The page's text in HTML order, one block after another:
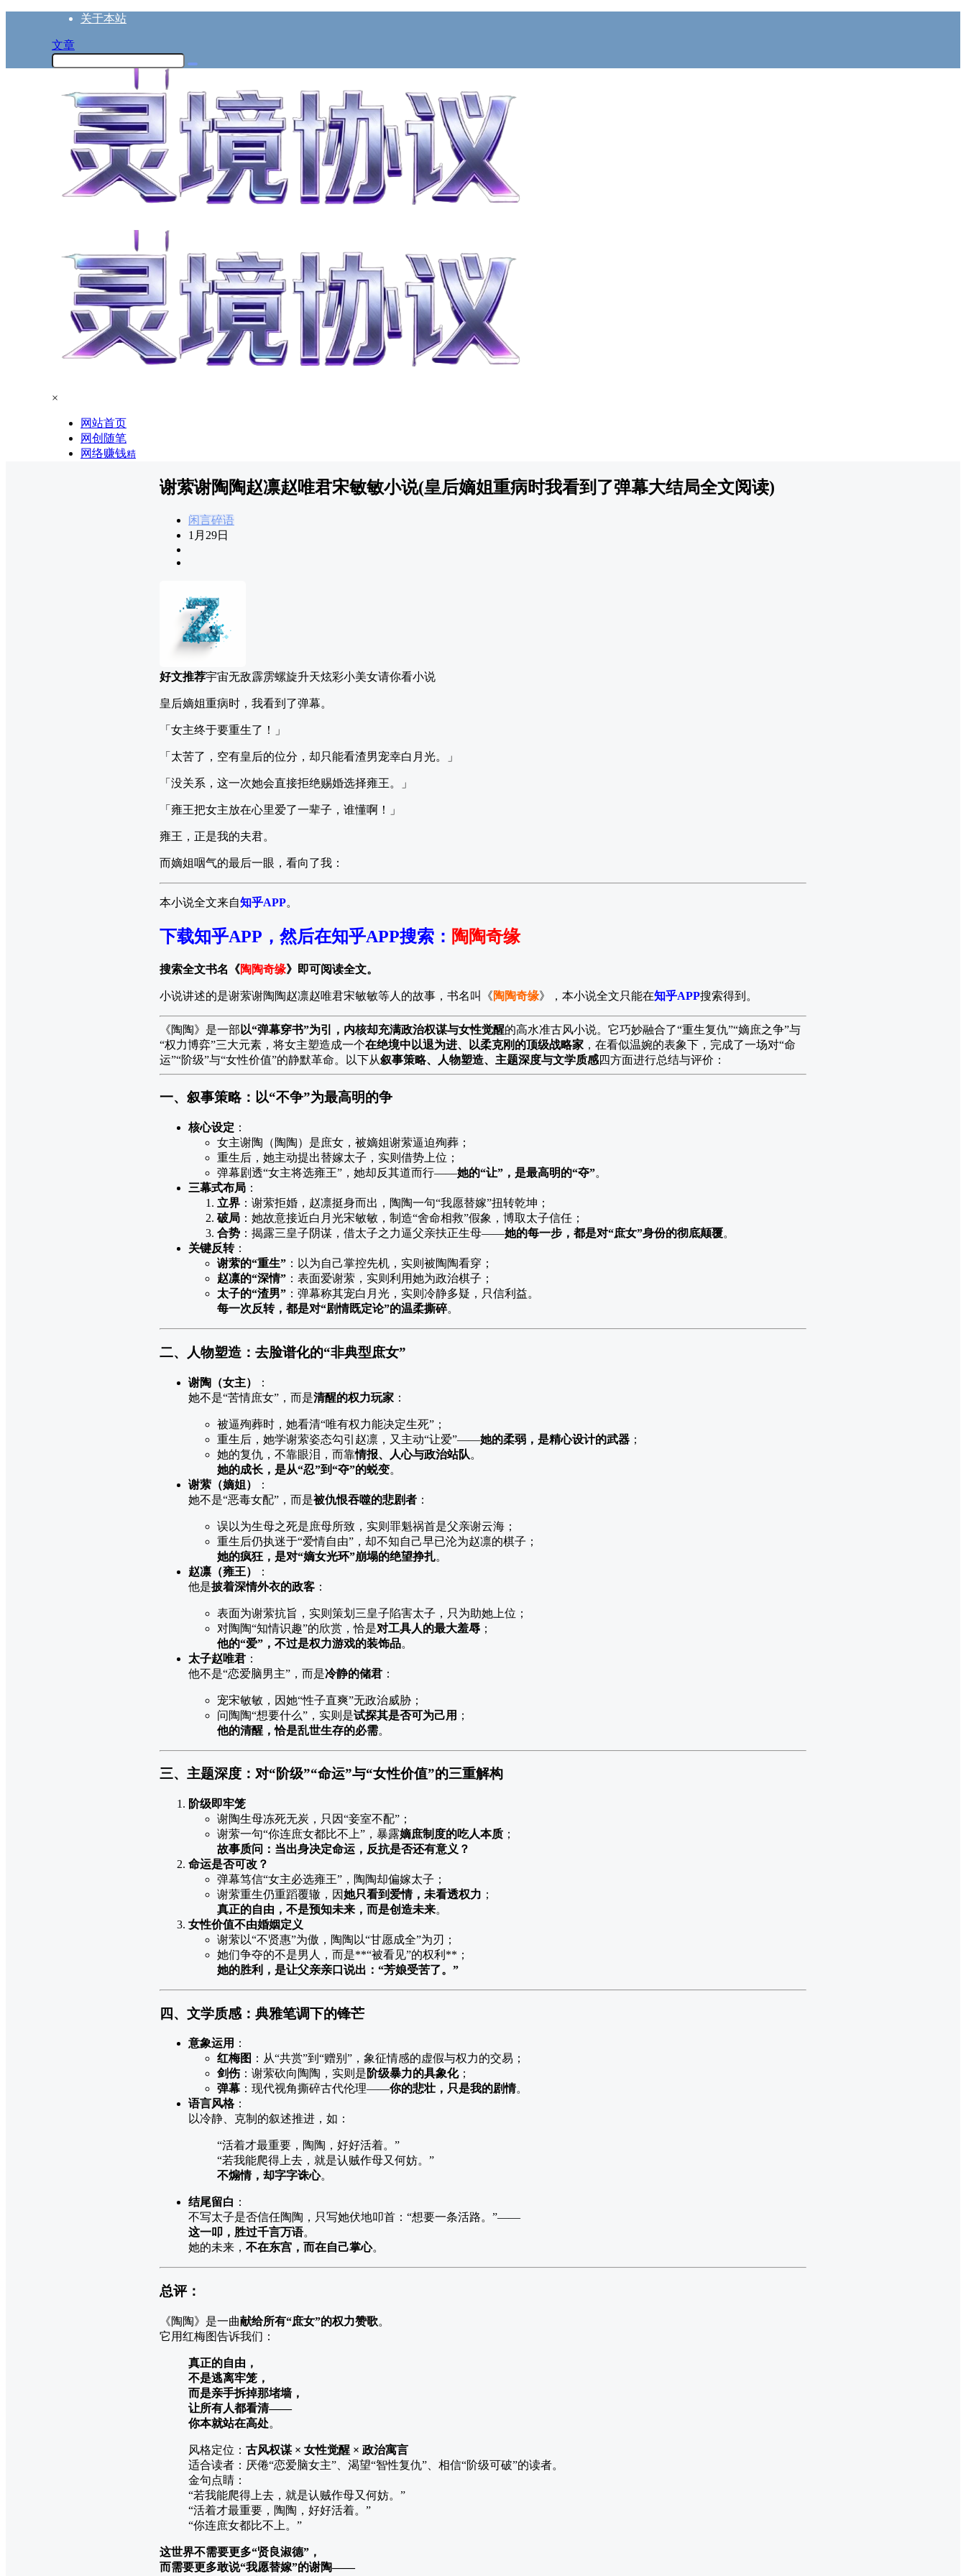
关于本站
文章
×
网站首页
网创随笔
网络赚钱精
谢萦谢陶陶赵凛赵唯君宋敏敏小说(皇后嫡姐重病时我看到了弹幕大结局全文阅读)
闲言碎语
1月29日
好文推荐宇宙无敌霹雳螺旋升天炫彩小美女请你看小说
皇后嫡姐重病时，我看到了弹幕。
「女主终于要重生了！」
「太苦了，空有皇后的位分，却只能看渣男宠幸白月光。」
「没关系，这一次她会直接拒绝赐婚选择雍王。」
「雍王把女主放在心里爱了一辈子，谁懂啊！」
雍王，正是我的夫君。
而嫡姐咽气的最后一眼，看向了我：
本小说全文来自知乎APP。
下载知乎APP，然后在知乎APP搜索 ： 陶陶奇缘
搜索全文书名《陶陶奇缘》即可阅读全文。
小说讲述的是谢萦谢陶陶赵凛赵唯君宋敏敏等人的故事，书名叫《陶陶奇缘》，本小说全文只能在知乎APP搜索得到。
《陶陶》是一部 以“弹幕穿书”为引，内核却充满政治权谋与女性觉醒的高水准古风小说。它巧妙融合了“重生复仇”“嫡庶之争”与
“权力博弈”三大元素，将女主塑造成一个在绝境中以退为进、以柔克刚的顶级战略家 ，在看似温婉的表象下，完成了一场对“命
运”“阶级”与“女性价值”的静默革命。以下从叙事策略、人物塑造、主题深度与文学质感四方面进行总结与评价：
一、叙事策略：以“不争”为最高明的争
核心设定 ：
女主谢陶（陶陶）是庶女，被嫡姐谢萦逼迫殉葬；
重生后，她主动提出替嫁太子，实则借势上位；
弹幕剧透“女主将选雍王”，她却反其道而行——她的“让”，是最高明的“夺”。
三幕式布局 ：
立界 ：谢萦拒婚，赵凛挺身而出，陶陶一句“我愿替嫁”扭转乾坤；
破局 ：她故意接近白月光宋敏敏，制造“舍命相救”假象，博取太子信任；
合势 ：揭露三皇子阴谋，借太子之力逼父亲扶正生母——她的每一步，都是对“庶女”身份的彻底颠覆。
关键反转：
谢萦的“重生” ：以为自己掌控先机，实则被陶陶看穿；
赵凛的“深情” ：表面爱谢萦，实则利用她为政治棋子；
太子的“渣男” ：弹幕称其宠白月光，实则冷静多疑，只信利益。
每一次反转，都是对“剧情既定论”的温柔撕碎。
二、人物塑造：去脸谱化的“非典型庶女”
谢陶（女主）
：
她不是“苦情庶女”，而是清醒的权力玩家 ：
被逼殉葬时，她看清“唯有权力能决定生死”；
重生后，她学谢萦姿态勾引赵凛，又主动“让爱”——她的柔弱，是精心设计的武器 ；
她的复仇，不靠眼泪，而靠情报、人心与政治站队。
她的成长，是从“忍”到“夺”的蜕变。
谢萦（嫡姐）
：
她不是“恶毒女配”，而是被仇恨吞噬的悲剧者 ：
误以为生母之死是庶母所致，实则罪魁祸首是父亲谢云海；
重生后仍执迷于“爱情自由”，却不知自己早已沦为赵凛的棋子；
她的疯狂，是对“嫡女光环”崩塌的绝望挣扎。
赵凛（雍王）
：
他是披着深情外衣的政客 ：
表面为谢萦抗旨，实则策划三皇子陷害太子，只为助她上位；
对陶陶“知情识趣”的欣赏，恰是对工具人的最大羞辱 ；
他的“爱”，不过是权力游戏的装饰品。
太子赵唯君 ：
他不是“恋爱脑男主”，而是冷静的储君 ：
宠宋敏敏，因她“性子直爽”无政治威胁；
问陶陶“想要什么”，实则是试探其是否可为己用 ；
他的清醒，恰是乱世生存的必需。
三、主题深度：对“阶级”“命运”与“女性价值”的三重解构
阶级即牢笼
谢陶生母冻死无炭，只因“妾室不配”；
谢萦一句“你连庶女都比不上”，暴露嫡庶制度的吃人本质 ；
故事质问：当出身决定命运，反抗是否还有意义？
命运是否可改？
弹幕笃信“女主必选雍王”，陶陶却偏嫁太子；
谢萦重生仍重蹈覆辙，因她只看到爱情，未看透权力 ；
真正的自由，不是预知未来，而是创造未来。
女性价值不由婚姻定义
谢萦以“不贤惠”为傲，陶陶以“甘愿成全”为刃；
她们争夺的不是男人，而是**“被看见”的权利**；
她的胜利，是让父亲亲口说出：“芳娘受苦了。”
四、文学质感：典雅笔调下的锋芒
意象运用 ：
红梅图 ：从“共赏”到“赠别”，象征情感的虚假与权力的交易；
剑伤：谢萦砍向陶陶，实则是阶级暴力的具象化；
弹幕 ：现代视角撕碎古代伦理——你的悲壮，只是我的剧情。
语言风格：
以冷静、克制的叙述推进，如：
“活着才最重要，陶陶，好好活着。”
“若我能爬得上去，就是认贼作母又何妨。”
不煽情，却字字诛心。
结尾留白 ：
不写太子是否信任陶陶，只写她伏地叩首：“想要一条活路。”——
这一叩，胜过千言万语。
她的未来， 不在东宫，而在自己掌心。
总评：
《陶陶》是一曲献给所有“庶女”的权力赞歌。
它用红梅图告诉我们：
真正的自由，
不是逃离牢笼，
而是亲手拆掉那堵墙，
让所有人都看清——
你本就站在高处。
风格定位： 古风权谋 × 女性觉醒 × 政治寓言
适合读者：厌倦“恋爱脑女主”、渴望“智性复仇”、相信“阶级可破”的读者。
金句点睛：
“若我能爬得上去，就是认贼作母又何妨。”
“活着才最重要，陶陶，好好活着。”
“你连庶女都比不上。”
这世界不需要更多“贤良淑德”，
而需要更多敢说“我愿替嫁”的谢陶——